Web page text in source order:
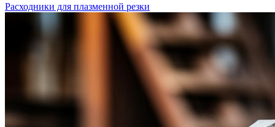
Расходники для плазменной резки